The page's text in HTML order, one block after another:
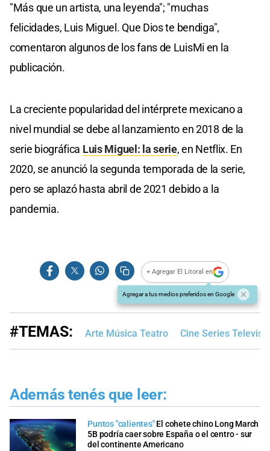
"Más que un artista, una leyenda"; "muchas
felicidades, Luis Miguel. Que Dios te bendiga",
comentaron algunos de los fans de LuisMi en la
publicación.
La creciente popularidad del intérprete mexicano a
nivel mundial se debe al lanzamiento en 2018 de la
serie biográfica Luis Miguel: la serie, en Netflix. En
2020, se anunció la segunda temporada de la serie,
pero se aplazó hasta abril de 2021 debido a la
pandemia.
+ Agregar El Litoral en
Agregar a tus medios preferidos en Google
#TEMAS: Arte Música Teatro Cine Series
Además tenés que leer:
Puntos "calientes" El cohete chino Long March
5B podría caer sobre España o el centro - sur
del continente Americano